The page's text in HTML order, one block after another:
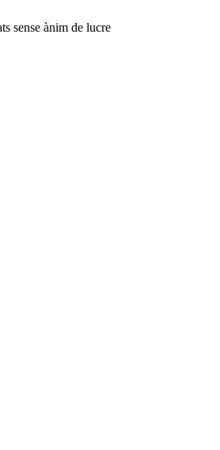
sense ànim de lucre